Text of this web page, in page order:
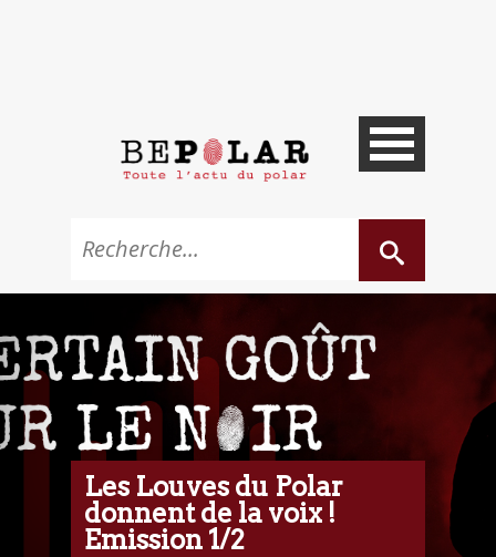
Les Louves du Polar
donnent de la voix !
Emission 1/2